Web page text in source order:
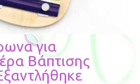
για
Βάπτισης